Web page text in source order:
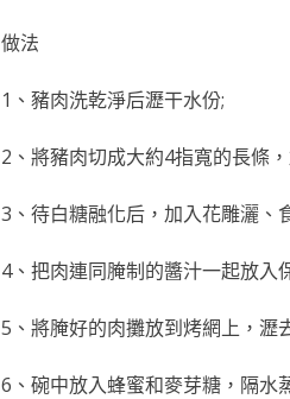
做法
1、豬肉洗乾淨后瀝干水份;
2、將豬肉切成大約4指寬的長條
3、待白糖融化后，加入花雕灑、
4、把肉連同腌制的醬汁一起放入
5、將腌好的肉攤放到烤網上，瀝
6、碗中放入蜂蜜和麥芽糖，隔水